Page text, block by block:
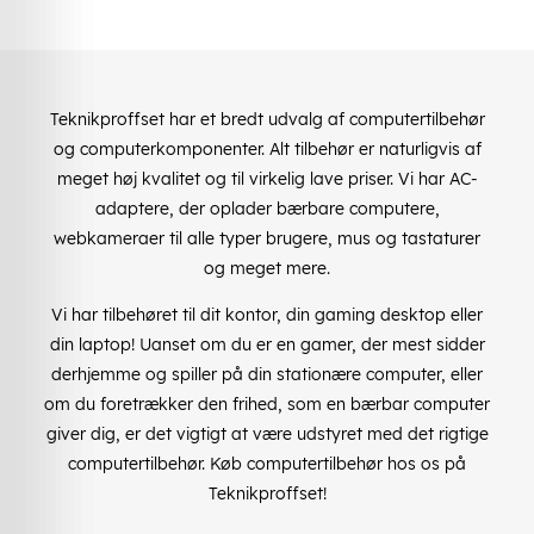
Teknikproffset har et bredt udvalg af computertilbehør
og computerkomponenter. Alt tilbehør er naturligvis af
meget høj kvalitet og til virkelig lave priser. Vi har AC-
adaptere, der oplader bærbare computere,
webkameraer til alle typer brugere, mus og tastaturer
og meget mere.
Vi har tilbehøret til dit kontor, din gaming desktop eller
din laptop! Uanset om du er en gamer, der mest sidder
derhjemme og spiller på din stationære computer, eller
om du foretrækker den frihed, som en bærbar computer
giver dig, er det vigtigt at være udstyret med det rigtige
computertilbehør. Køb computertilbehør hos os på
Teknikproffset!